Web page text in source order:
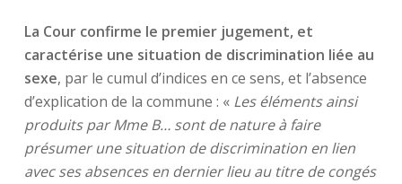
La Cour confirme le premier jugement, et
caractérise une situation de discrimination liée au
sexe, par le cumul d’indices en ce sens, et l’absence
d’explication de la commune : « Les éléments ainsi
produits par Mme B… sont de nature à faire
présumer une situation de discrimination en lien
avec ses absences en dernier lieu au titre de congés